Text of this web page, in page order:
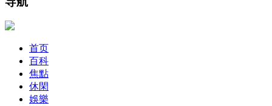
首页
百科
焦點
休閑
娛樂